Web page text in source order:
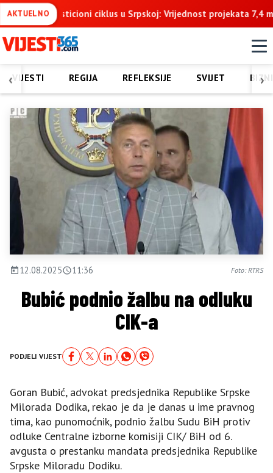
AKTUELNO
u Srpskoj: Vrijednost projekata 7,4 milijarde KM u naredne
‹ ›
VIJESTI REGIJA REFLEKSIJE SVIJET
12.08.2025 11:36 Foto: RTRS
Bubić podnio žalbu na odluku
CIK-a
PODJELI VIJEST
Goran Bubić, advokat predsjednika Republike Srpske
Milorada Dodika, rekao je da je danas u ime pravnog
tima, kao punomoćnik, podnio žalbu Sudu BiH protiv
odluke Centralne izborne komisiji CIK/ BiH od 6.
avgusta o prestanku mandata predsjednika Republike
Srpske Miloradu Dodiku.